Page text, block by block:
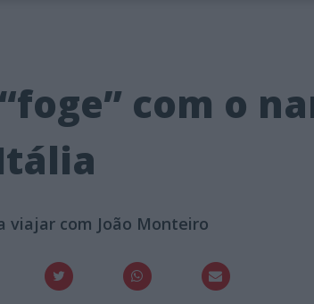
com o
viajar com João Monteiro